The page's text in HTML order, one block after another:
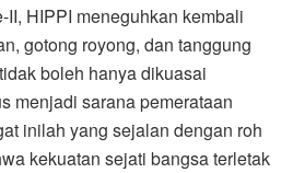
HIPPI meneguhkan kembali
gotong royong, dan tanggung
boleh hanya dikuasai
menjadi sarana pemerataan
inilah yang sejalan dengan roh
kekuatan sejati bangsa terletak